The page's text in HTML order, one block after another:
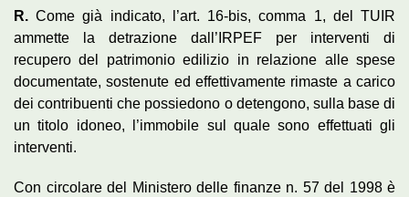
R.Come già indicato, l’art. 16-bis, comma 1, del TUIR
ammette la detrazione dall’IRPEF per interventi di
recupero del patrimonio edilizio in relazione alle spese
documentate, sostenute ed effettivamente rimaste a carico
dei contribuenti che possiedono o detengono, sulla base di
un titolo idoneo, l’immobile sul quale sono effettuati gli
interventi.
Con circolare del Ministero delle finanze n. 57 del 1998 è